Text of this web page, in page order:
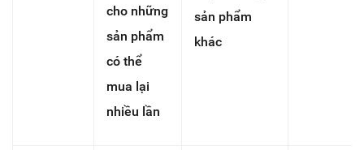
cho những
sản phẩm
có thể
mua lại
nhiều lần
sản phẩm
khác